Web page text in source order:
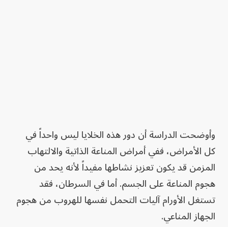
وأوضحت الدراسة أن دور هذه الخلايا ليس واحداً في
كل الأمراض، ففي أمراض المناعة الذاتية والالتهاب
المزمن قد يكون تعزيز نشاطها مفيداً لأنه يحد من
هجوم المناعة على الجسم. أما في السرطان، فقد
تستغل الأورام آليات التحمل نفسها للهروب من هجوم
الجهاز المناعي.